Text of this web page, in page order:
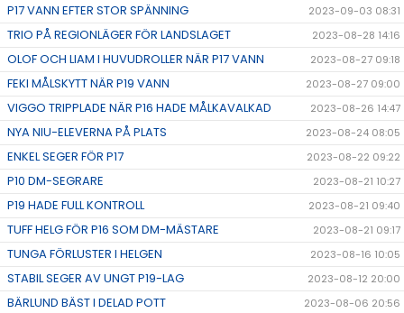
P17 VANN EFTER STOR SPÄNNING 2023-09-03 08:31
TRIO PÅ REGIONLÄGER FÖR LANDSLAGET 2023-08-28 14:16
OLOF OCH LIAM I HUVUDROLLER NÄR P17 VANN 2023-08-27 09:18
FEKI MÅLSKYTT NÄR P19 VANN 2023-08-27 09:00
VIGGO TRIPPLADE NÄR P16 HADE MÅLKAVALKAD 2023-08-26 14:47
NYA NIU-ELEVERNA PÅ PLATS 2023-08-24 08:05
ENKEL SEGER FÖR P17 2023-08-22 09:22
P10 DM-SEGRARE 2023-08-21 10:27
P19 HADE FULL KONTROLL 2023-08-21 09:40
TUFF HELG FÖR P16 SOM DM-MÄSTARE 2023-08-21 09:17
TUNGA FÖRLUSTER I HELGEN 2023-08-16 10:05
STABIL SEGER AV UNGT P19-LAG 2023-08-12 20:00
BÄRLUND BÄST I DELAD POTT 2023-08-06 20:56